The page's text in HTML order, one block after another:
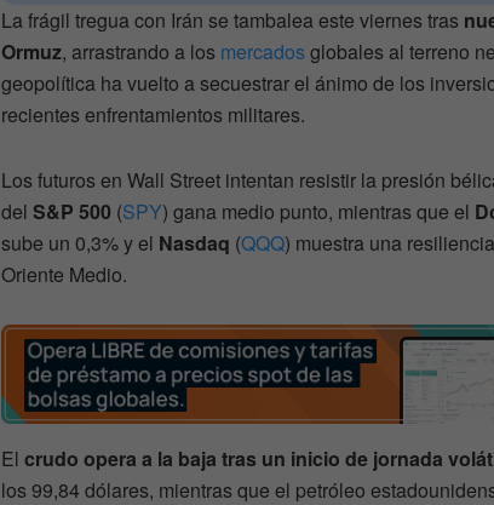
La frágil tregua con Irán se tambalea este viernes tras
Ormuz, arrastrando a los mercadosglobales al terreno
geopolítica ha vuelto a secuestrar el ánimo de los
recientes enfrentamientos militares.
Los futuros en Wall Street intentan resistir la presión
del S&P 500 (SPY) gana medio punto, mientras que el
sube un 0,3% y el Nasdaq (QQQ) muestra una
Oriente Medio.
El crudo opera a la baja tras un inicio de jornada
los 99,84 dólares, mientras que el petróleo